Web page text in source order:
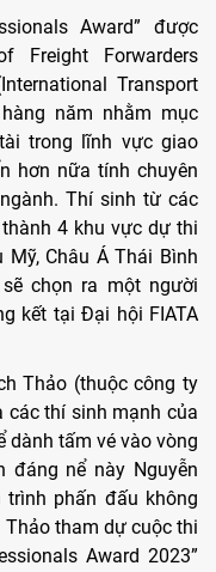
Award” được
Freight Forwarders
Transport
năm nhằm mục
trong lĩnh vực giao
hơn nữa tính chuyên
Thí sinh từ các
4 khu vực dự thi
Châu Á Thái Bình
chọn ra một người
kết tại Đại hội FIATA
Thảo (thuộc công ty
các thí sinh mạnh của
dành tấm vé vào vòng
nể này Nguyễn
phấn đấu không
tham dự cuộc thi
Award 2023”